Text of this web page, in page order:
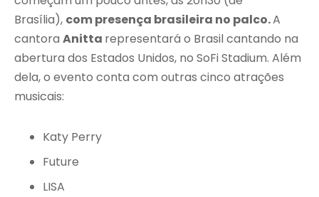
Brasília), com presença brasileira no palco.A
cantora Anitta representará o Brasil cantando na
abertura dos Estados Unidos, no SoFi Stadium. Além
dela, o evento conta com outras cinco atrações
musicais:
Katy Perry
Future
LISA